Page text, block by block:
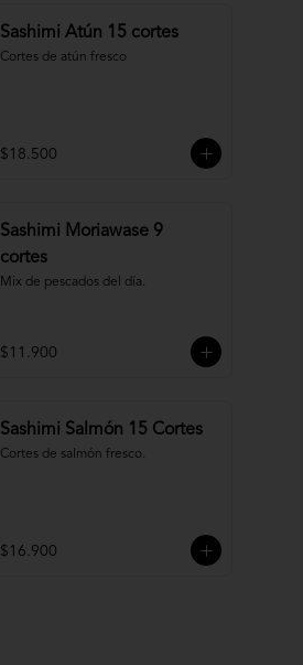
Sashimi Atún 15 cortes
Cortes de atún fresco
$18.500
Sashimi Moriawase 9
cortes
Mix de pescados del día.
$11.900
Sashimi Salmón 15 Cortes
Cortes de salmón fresco.
$16.900